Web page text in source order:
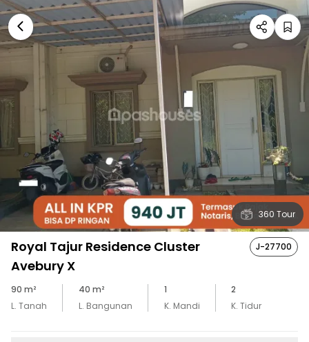
360 Tour
Royal Tajur Residence Cluster
Avebury X
J-27700
90 m²
L. Tanah
40 m²
L. Bangunan
1
K. Mandi
2
K. Tidur